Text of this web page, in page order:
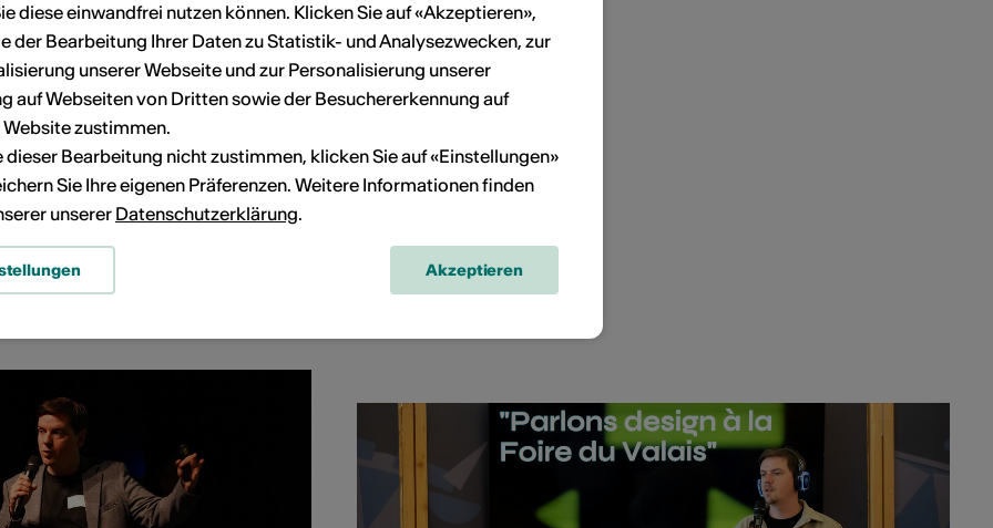
et créatives
de modèles d’affaires durables
et professionnalisation des
et transformation organisationnelle
d’ateliers et soutien entrepreneurial
diese einwandfrei nutzen können. Klicken Sie auf «Akzeptieren»,
der Bearbeitung Ihrer Daten zu Statistik- und Analysezwecken, zur
unserer Webseite und zur Personalisierung unserer
auf Webseiten von Dritten sowie der Besuchererkennung auf
Website zustimmen.
dieser Bearbeitung nicht zustimmen, klicken Sie auf «Einstellungen»
Sie Ihre eigenen Präferenzen. Weitere Informationen finden
unserer Datenschutzerklärung.
Akzeptieren